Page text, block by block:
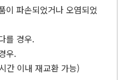
이 파손되었거나 오염되었
를 경우.
우.
간 이내 재교환 가능)